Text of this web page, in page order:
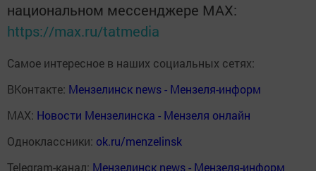
национальном мессенджере MАХ:
https://max.ru/tatmedia
Самое интересное в наших социальных сетях:
ВКонтакте: Мензелинск news - Мензеля-информ
MAX: Новости Мензелинска - Мензеля онлайн
Одноклассники: ok.ru/menzelinsk
Telegram-канал: Мензелинск news - Мензеля-информ